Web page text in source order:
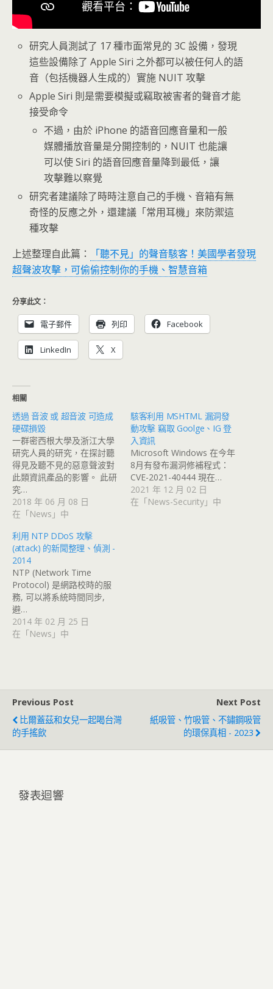
研究人員測試了 17 種市面常見的 3C 設備，發現
這些設備除了 Apple Siri 之外都可以被任何人的語
音（包括機器人生成的）實施 NUIT 攻擊
Apple Siri 則是需要模擬或竊取被害者的聲音才能
接受命令
不過，由於 iPhone 的語音回應音量和一般
媒體播放音量是分開控制的，NUIT 也能讓
可以使 Siri 的語音回應音量降到最低，讓
攻擊難以察覺
研究者建議除了時時注意自己的手機、音箱有無
奇怪的反應之外，還建議「常用耳機」來防禦這
種攻擊
上述整理自此篇：
「聽不見」的聲音駭客！美國學者發現
超聲波攻擊，可偷偷控制你的手機、智慧音箱
分享此文：
電子郵件 列印 Facebook
LinkedIn X
相關
透過 音波 或 超音波 可造成
硬碟損毀
一群密西根大學及浙江大學
研究人員的研究，在探討聽
得見及聽不見的惡意聲波對
此類資訊產品的影響。 此研
究…
2018 年 06 月 08 日
在「News」中
駭客利用 MSHTML 漏洞發
動攻擊 竊取 Goolge、IG 登
入資訊
Microsoft Windows 在今年
8月有發布漏洞修補程式：
CVE-2021-40444 現在…
2021 年 12 月 02 日
在「News-Security」中
利用 NTP DDoS 攻擊
(attack) 的新聞整理、偵測 -
2014
NTP (Network Time
Protocol) 是網路校時的服
務, 可以將系統時間同步,
避…
2014 年 02 月 25 日
在「News」中
Previous Post
比爾蓋茲和女兒一起喝台灣
的手搖飲
Next Post
紙吸管、竹吸管、不鏽鋼吸管
的環保真相 - 2023
發表迴響